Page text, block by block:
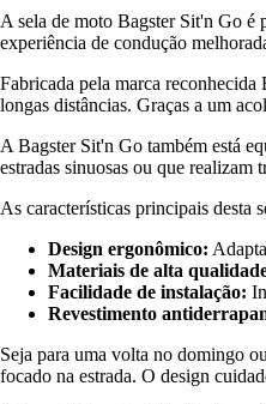
A sela de moto Bagster Sit'n Go é
experiência de condução
Fabricada pela marca reconhecida
longas distâncias. Graças a um
A Bagster Sit'n Go também está
estradas sinuosas ou que realizam
As características principais desta
Design ergonômico:
Materiais de alta
Facilidade de instalação:
Revestimento
Seja para uma volta no domingo
focado na estrada. O design